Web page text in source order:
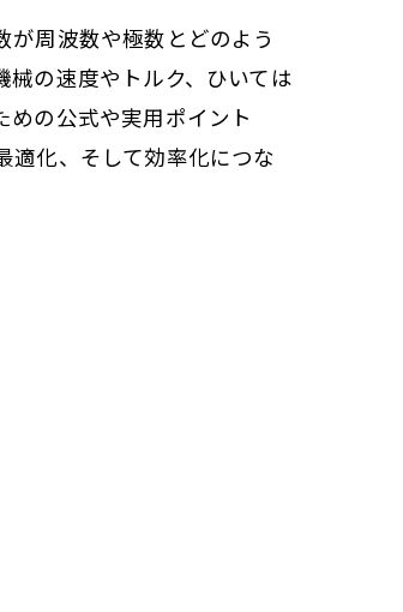
周波数や極数とどのよう
の速度やトルク、ひいては
の公式や実用ポイント
適化、そして効率化につな